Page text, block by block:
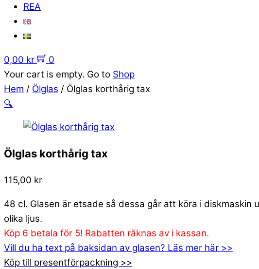
REA
0,00 kr
0
Your cart is empty. Go to Shop
Hem / Ölglas / Ölglas korthårig tax
🔍
Ölglas korthårig tax
115,00 kr
48 cl. Glasen är etsade så dessa går att köra i diskmaskin
olika ljus.
Köp 6 betala för 5! Rabatten räknas av i kassan.
Vill du ha text på baksidan av glasen? Läs mer här >>
Köp till presentförpackning >>